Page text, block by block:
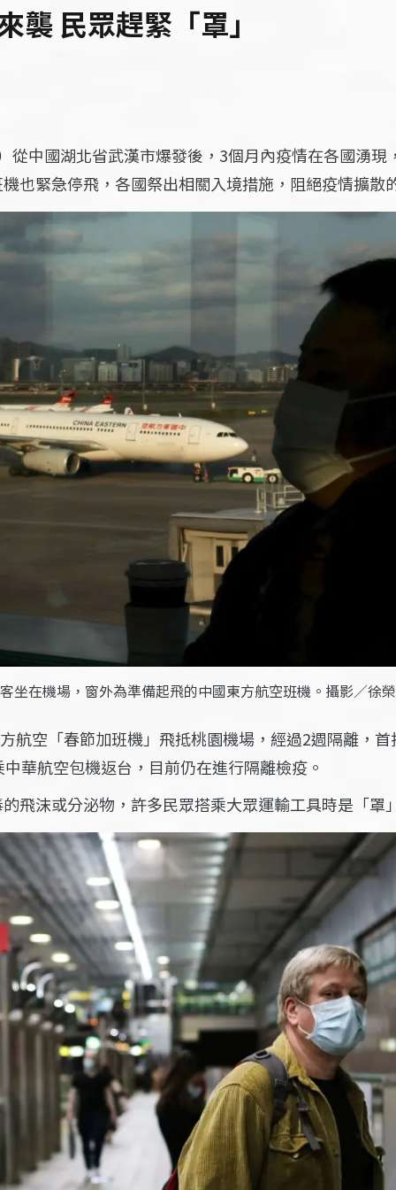
襲 民眾趕緊「罩」
從中國湖北省武漢市爆發後，3個月內疫情在各國湧
也緊急停飛，各國祭出相關入境措施，阻絕疫情擴散
坐在機場，窗外為準備起飛的中國東方航空班機。攝影／徐
航空「春節加班機」飛抵桃園機場，經過2週隔離，
華航空包機返台，目前仍在進行隔離檢疫。
飛沫或分泌物，許多民眾搭乘大眾運輸工具時是「罩